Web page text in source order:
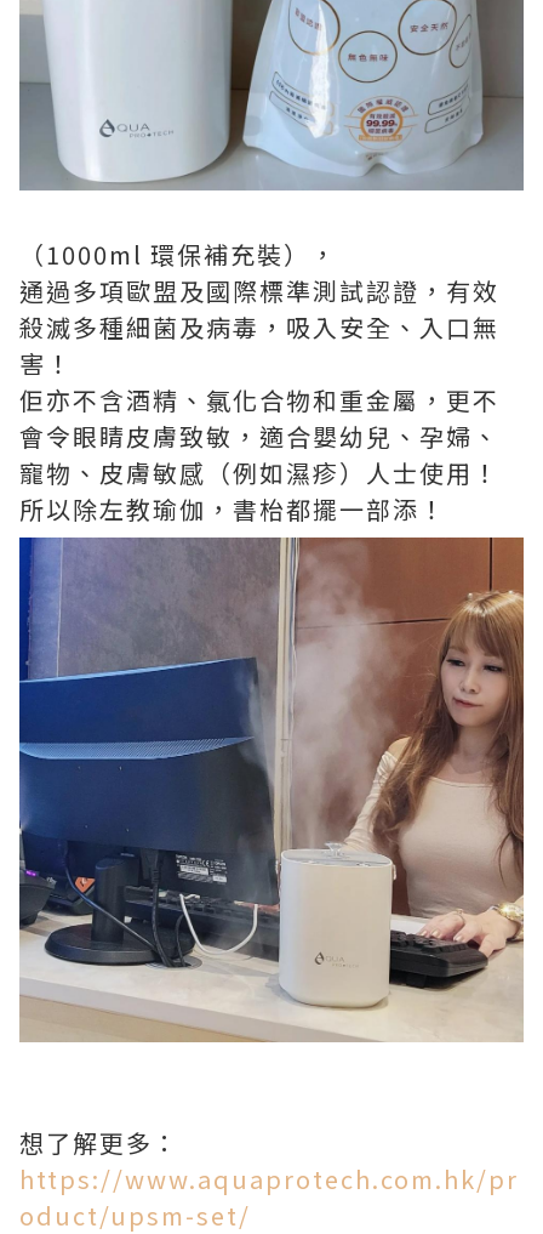
（1000ml 環保補充裝），
通過多項歐盟及國際標準測試認證，有效
殺滅多種細菌及病毒，吸入安全、入口無
害！
佢亦不含酒精、氯化合物和重金屬，更不
會令眼睛皮膚致敏，適合嬰幼兒、孕婦、
寵物、皮膚敏感（例如濕疹）人士使用！
所以除左教瑜伽，書枱都擺一部添！
想了解更多：
https://www.aquaprotech.com.hk/pr
oduct/upsm-set/